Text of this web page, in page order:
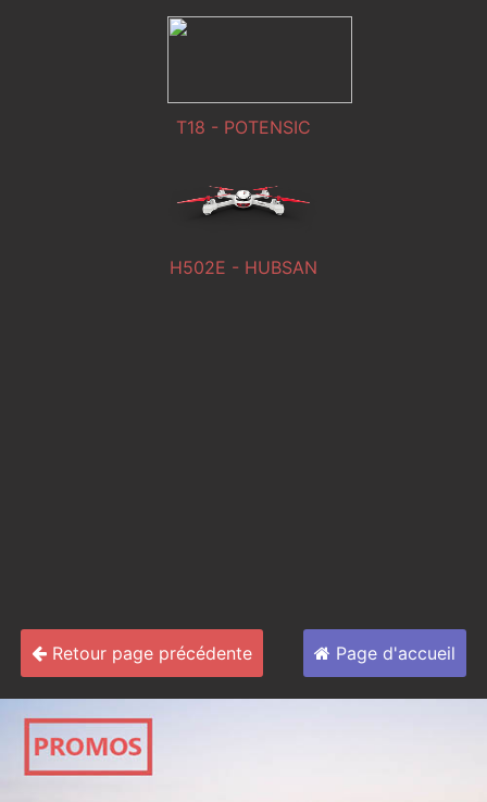
T18 - POTENSIC
H502E - HUBSAN
Retour page précédente Page d'accueil